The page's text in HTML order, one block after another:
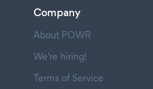
Company
About POWR
We're hiring!
Terms of Service